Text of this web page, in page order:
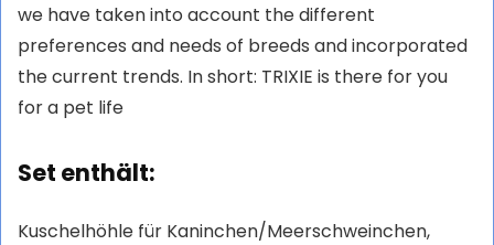
we have taken into account the different
preferences and needs of breeds and incorporated
the current trends. In short: TRIXIE is there for you
for a pet life
Set enthält:
Kuschelhöhle für Kaninchen/Meerschweinchen,